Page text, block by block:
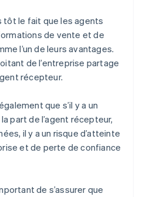
tôt le fait que les agents
de vente et de
l’un de leurs avantages.
de l’entreprise partage
récepteur.
que s’il y a un
part de l’agent récepteur,
il y a un risque d’atteinte
et de perte de confiance
de s’assurer que